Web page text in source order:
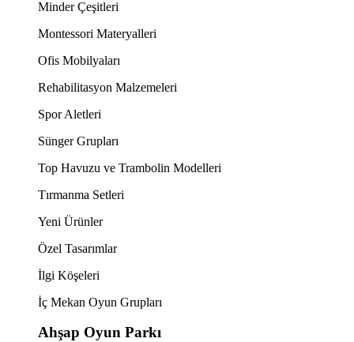
Minder Çeşitleri
Montessori Materyalleri
Ofis Mobilyaları
Rehabilitasyon Malzemeleri
Spor Aletleri
Sünger Grupları
Top Havuzu ve Trambolin Modelleri
Tırmanma Setleri
Yeni Ürünler
Özel Tasarımlar
İlgi Köşeleri
İç Mekan Oyun Grupları
Ahşap Oyun Parkı